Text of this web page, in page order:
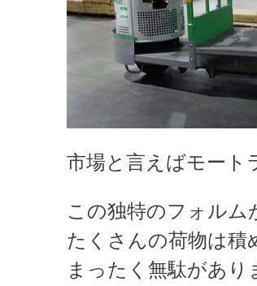
市場と言えばモート
この独特のフォルム
たくさんの荷物は積
まったく無駄があり